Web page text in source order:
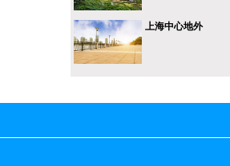
上海中心地外